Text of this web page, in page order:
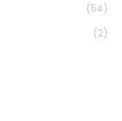
(54)
(2)